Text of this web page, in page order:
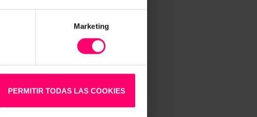
Marketing
PERMITIR TODAS LAS COOKIES